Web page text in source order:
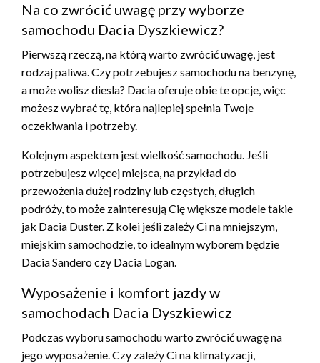
Na co zwrócić uwagę przy wyborze
samochodu Dacia Dyszkiewicz?
Pierwszą rzeczą, na którą warto zwrócić uwagę, jest
rodzaj paliwa. Czy potrzebujesz samochodu na benzynę,
a może wolisz diesla? Dacia oferuje obie te opcje, więc
możesz wybrać tę, która najlepiej spełnia Twoje
oczekiwania i potrzeby.
Kolejnym aspektem jest wielkość samochodu. Jeśli
potrzebujesz więcej miejsca, na przykład do
przewożenia dużej rodziny lub częstych, długich
podróży, to może zainteresują Cię większe modele takie
jak Dacia Duster. Z kolei jeśli zależy Ci na mniejszym,
miejskim samochodzie, to idealnym wyborem będzie
Dacia Sandero czy Dacia Logan.
Wyposażenie i komfort jazdy w
samochodach Dacia Dyszkiewicz
Podczas wyboru samochodu warto zwrócić uwagę na
jego wyposażenie. Czy zależy Ci na klimatyzacji,